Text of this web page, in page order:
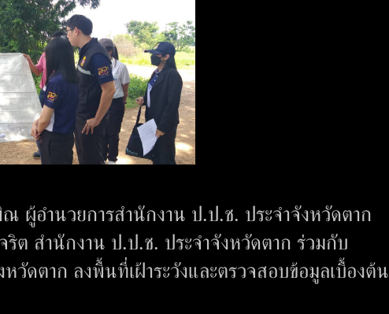
ผู้อำนวยการสำนักงาน ป.ป.ช. ประจำจังหวัดตาก
ต สำนักงาน ป.ป.ช. ประจำจังหวัดตาก ร่วมกับ
ดตาก ลงพื้นที่เฝ้าระวังและตรวจสอบข้อมูลเบื้องต้น